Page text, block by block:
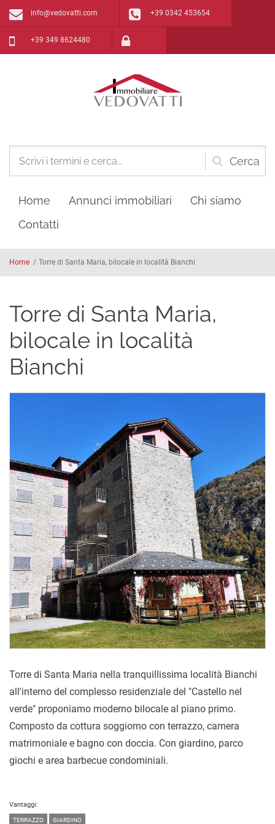
Salta al contenuto principale
info@vedovatti.com +39 0342 453654
+39 349 8624480
Form
ricerca
Home Annunci immobiliari
Chi siamo
Contatti
Home / Torre di Santa Maria, bilocale in località Bianchi
Torre di Santa Maria,
bilocale in località
Bianchi
Torre di Santa Maria nella tranquillissima località Bianchi
all'interno del complesso residenziale del "Castello nel
verde" proponiamo moderno bilocale al piano primo.
Composto da cottura soggiorno con terrazzo, camera
matrimoniale e bagno con doccia. Con giardino, parco
giochi e area barbecue condominiali.
Vantaggi:
TERRAZZO GIARDINO